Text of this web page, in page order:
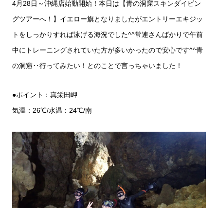
4月28日～沖縄店始動開始！本日は【青の洞窟スキンダイビン
グツアーへ！ 】イエロー旗となりましたがエントリーエキジッ
トをしっかりすれば泳げる海況でした^^常連さんばかりで午前
中に トレーニングされていた方が多いかったので安心です^^青
の洞窟‥行ってみたい！とのことで言っちゃいました！
●ポイント：真栄田岬
気温：26℃/水温：24℃/南